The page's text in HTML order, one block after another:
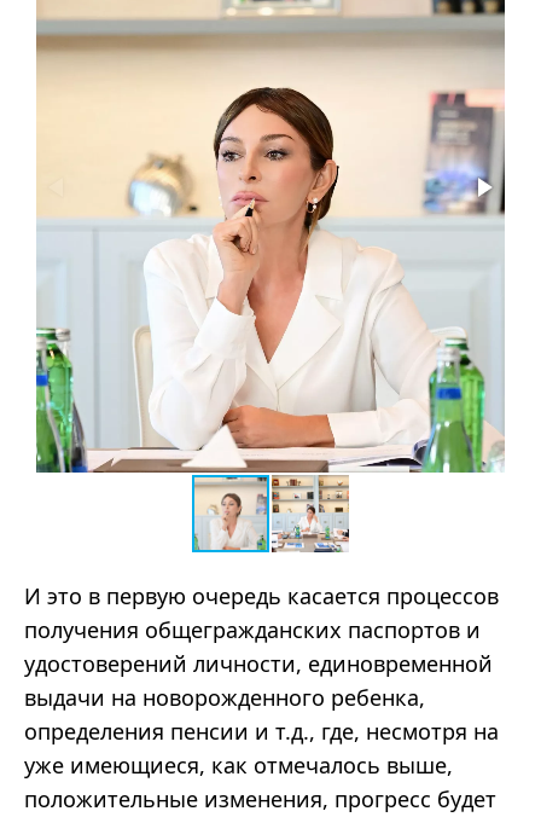
И это в первую очередь касается процессов
получения общегражданских паспортов и
удостоверений личности, единовременной
выдачи на новорожденного ребенка,
определения пенсии и т.д., где, несмотря на
уже имеющиеся, как отмечалось выше,
положительные изменения, прогресс будет